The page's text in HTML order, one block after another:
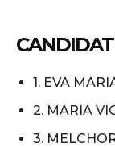
1. EVA
2. MARIA
3.